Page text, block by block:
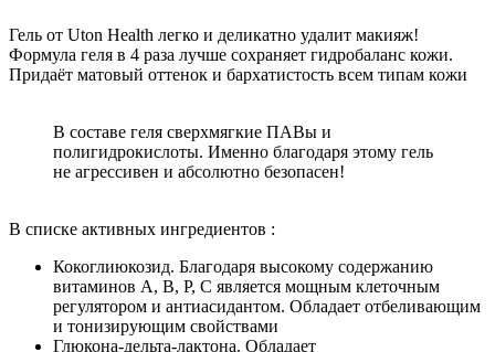
Гель от Uton Health легко и деликатно удалит макияж!
Формула геля в 4 раза лучше сохраняет гидробаланс кожи.
Придаёт матовый оттенок и бархатистость всем типам кожи
В составе геля сверхмягкие ПАВы и
полигидрокислоты. Именно благодаря этому гель
не агрессивен и абсолютно безопасен!
В списке активных ингредиентов :
Кокоглиюкозид. Благодаря высокому содержанию
витаминов А, В, Р, С является мощным клеточным
регулятором и антиасидантом. Обладает отбеливающим
и тонизирующим свойствами
Глюкона-дельта-лактона. Обладает